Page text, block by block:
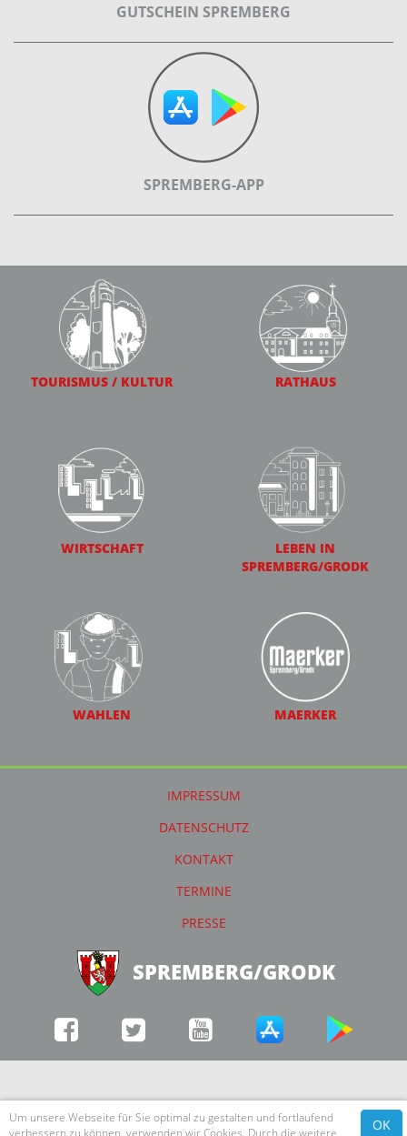
GUTSCHEIN SPREMBERG
SPREMBERG-APP
TOURISMUS / KULTUR RATHAUS
WIRTSCHAFT
LEBEN IN
SPREMBERG/GRODK
WAHLEN MAERKER
IMPRESSUM
DATENSCHUTZ
KONTAKT
TERMINE
PRESSE
SPREMBERG/GRODK
Um unsere Webseite für Sie optimal zu gestalten und fortlaufend
verbessern zu können, verwenden wir Cookies. Durch die weitere
OK